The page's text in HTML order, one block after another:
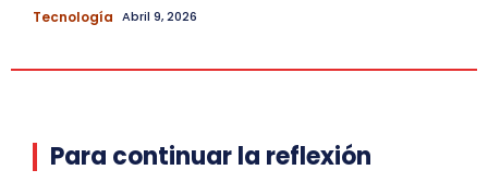
Tecnología Abril 9, 2026
Para continuar la reflexión